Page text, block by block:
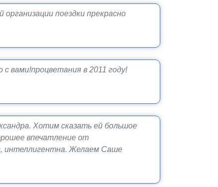
поездки прекрасно
в 2011 году!
Хотим сказать ей большое
впечатление от
интеллигентна. Желаем Саше